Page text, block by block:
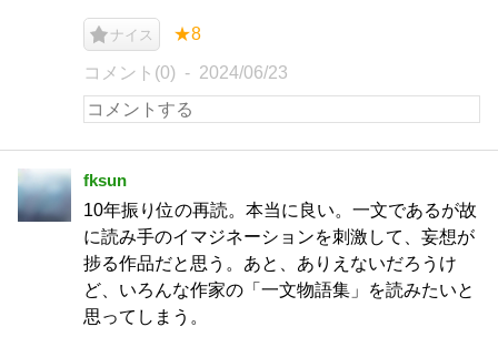
ナイス ★8
コメント(0) 2024/06/23
fksun
10年振り位の再読。本当に良い。一文であるが故
に読み手のイマジネーションを刺激して、妄想が
捗る作品だと思う。あと、ありえないだろうけ
ど、いろんな作家の「一文物語集」を読みたいと
思ってしまう。